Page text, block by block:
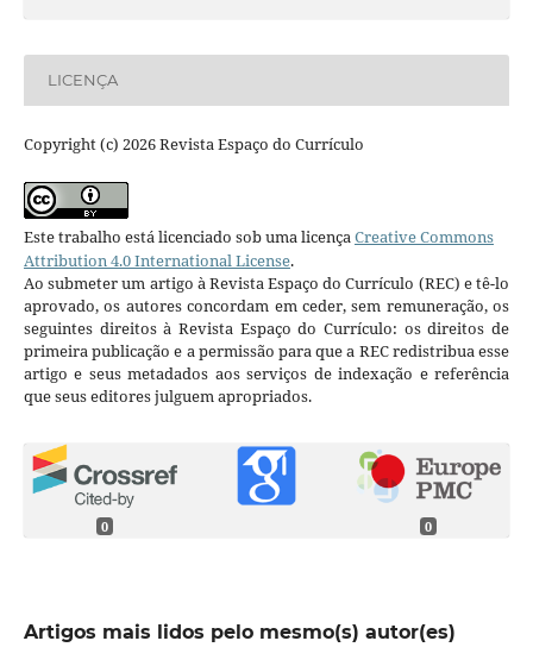
LICENÇA
Copyright (c) 2026 Revista Espaço do Currículo
Este trabalho está licenciado sob uma licençaCreative Commons
Attribution 4.0 International License.
Ao submeter um artigo à Revista Espaço do Currículo (REC) e tê-lo
aprovado, os autores concordam em ceder, sem remuneração, os
seguintes direitos à Revista Espaço do Currículo: os direitos de
primeira publicação e a permissão para que a REC redistribua esse
artigo e seus metadados aos serviços de indexação e referência
que seus editores julguem apropriados.
0 0
Artigos mais lidos pelo mesmo(s) autor(es)